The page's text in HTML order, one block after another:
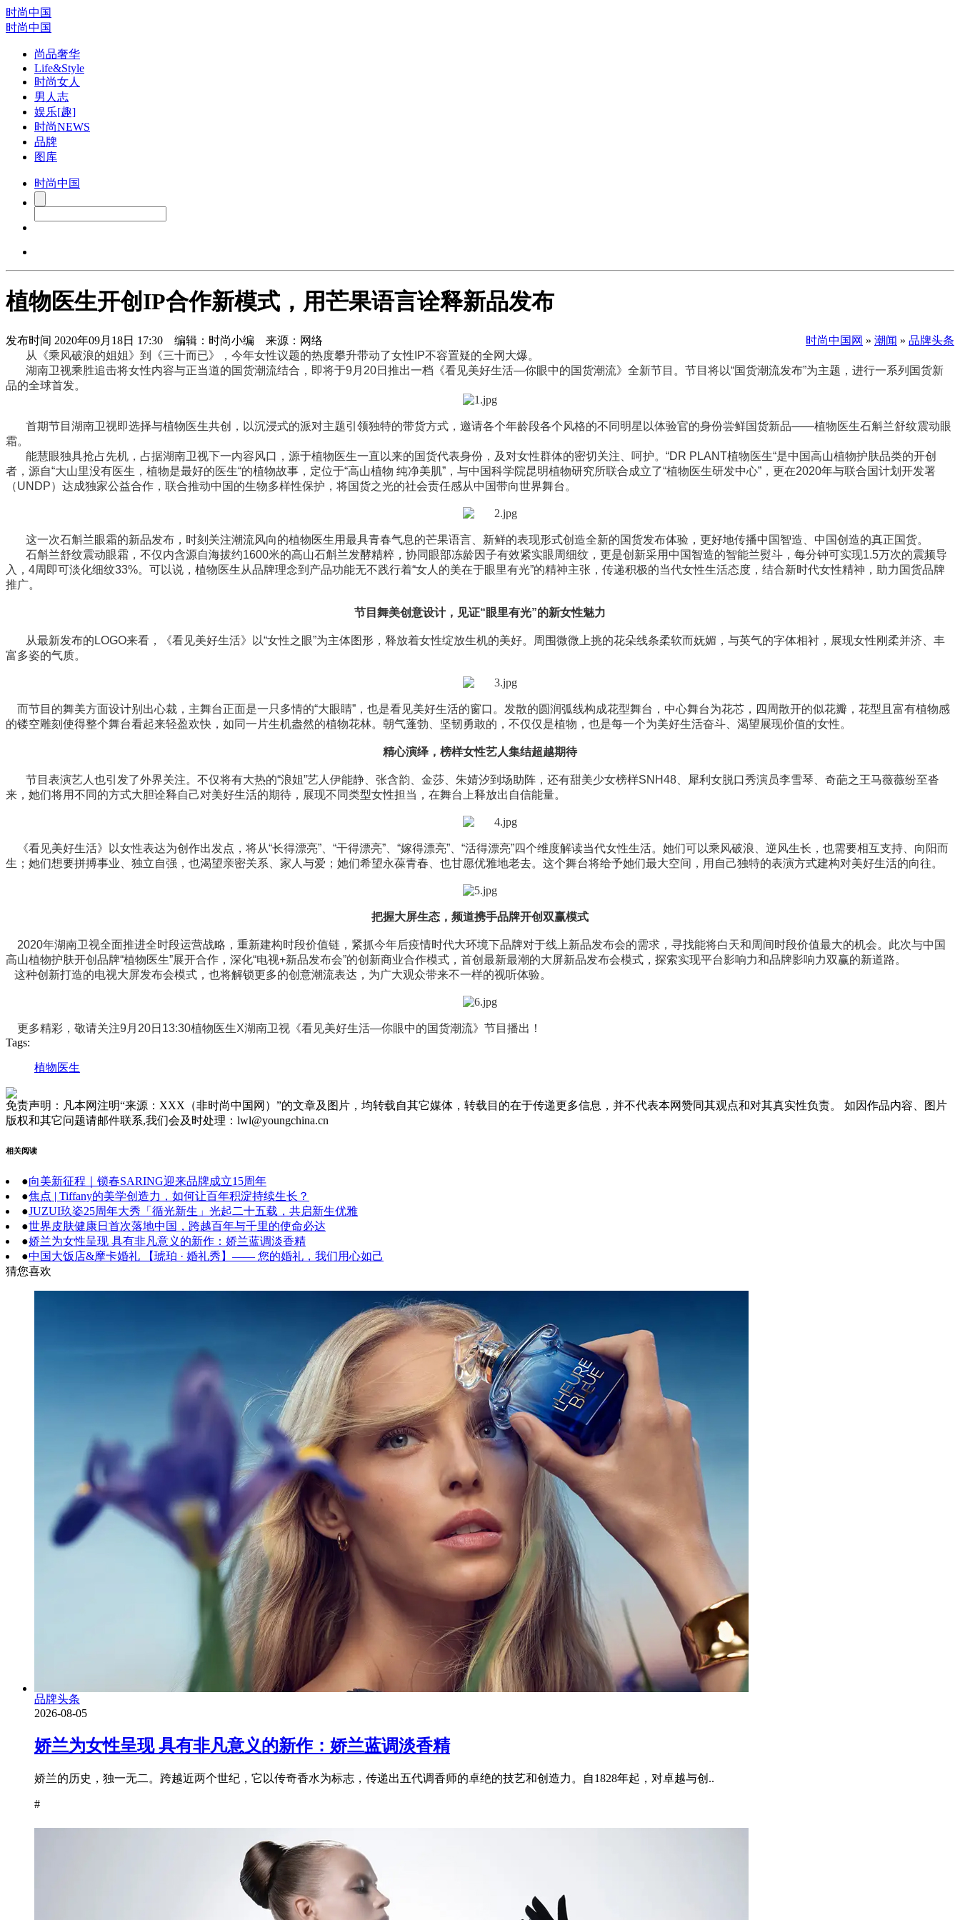
时尚中国
时尚中国
尚品奢华
Life&Style
时尚女人
男人志
娱乐[趣]
时尚NEWS
品牌
图库
时尚中国
植物医生开创IP合作新模式，用芒果语言诠释新品发布
发布时间 2020年09月18日 17:30 编辑：时尚小编 来源：网络 时尚中国网 » 潮闻 » 品牌头条
从《乘风破浪的姐姐》到《三十而已》，今年女性议题的热度攀升带动了女性 IP不容置疑的全网大爆。
湖南卫视乘胜追击将女性内容与正当道的国货潮流结合，即将于9月 20日推出一档 《看见美好生活—你眼中的国货潮流》 全新节目。节目将以“国货潮流发布”为主题，进行一系列 国货新
品的全球首发。
首期节目湖南卫视即选择与植物医生共创，以沉浸式的派对主题引领独特的带货方式， 邀请各个年龄段各个风格的不同明星 以体验官的身份尝鲜国货新品——植物医生石斛兰舒纹震动眼
霜。
能慧眼独具抢占先机，占据湖南卫视下一内容风口，源于植物医生一直以来的国货代表身份，及对女性群体的密切关注、呵护。“DR PLANT植物医生“是中国高山植物护肤品类的开创
者，源自“大山里没有医生，植物是最好的医生“的植物故事，定位于“高山植物 纯净美肌”，与中国科学院昆明植物研究所联合成立了“植物医生研发中心”，更在2020年与联合国计划开发署
（UNDP）达成独家公益合作，联合推动中国的生物多样性保护，将国货之光的社会责任感从中国带向世界舞台。
这一次石斛兰眼霜的新品发布，时刻关注潮流风向的植物医生用最具青春气息的芒果语言 、新鲜的表现形式创造全新的国货发布体验，更好地传播中国智造、中国创造的真正国货。
石斛兰舒纹震动眼霜， 不仅内含源自海拔约1600米的高山石斛兰发酵精粹，协同眼部冻龄因子有效紧实眼周细纹 ，更是创新采用 中国智造的智能兰熨斗 ， 每分钟可实现1.5万次的震频导
入，4周 即可淡化细纹33%。可以说，植物医生从品牌理念到产品功能无不践行着“女人的美在于眼里有光”的精神主张， 传递积极的当代女性生活态度，结合新时代女性精神，助力国货品牌
推广。
节目舞美创意设计， 见证“眼里有光”的新女性魅力
从最新发布的LOGO来看，《看见美好生活》以“女性之眼”为主体图形，释放着女性绽放生机的美好。周围微微上挑的花朵线条柔软而妩媚，与英气的字体相衬，展现女性刚柔并济、丰
富多姿的气质。
而节目的舞美方面设计别出心裁，主舞台正面是一只多情的“大眼睛”，也是看见美好生活的窗口。发散的圆润弧线构成花型舞台，中心舞台为花芯，四周散开的似花瓣，花型且富有植物感
的镂空雕刻使得整个舞台看起来轻盈欢快，如同一片生机盎然的植物花林。朝气蓬勃、坚韧勇敢的，不仅仅是植物，也是每一个为美好生活奋斗、渴望展现价值的女性。
精心演绎，榜样女性艺人集结超越期待
节目表演艺人也引发了外界关注。不仅将有大热的“浪姐”艺人 伊能静、张含韵、金莎、朱婧汐到场助阵，还有甜美少女榜样SNH48、犀利女脱口秀演员李雪琴、奇葩之王马薇薇纷至沓
来，她们将用不同的方式大胆诠释自己对美好生活的期待，展现不同类型女性担当，在舞台上释放出自信能量。
《看见美好生活》以女性表达为创作出发点，将从“长得漂亮”、“干得漂亮”、“嫁得漂亮”、“活得漂亮”四个维度解读当代女性生活。她们可以乘风破浪、逆风生长，也需要相互支持、向阳而
生；她们想要拼搏事业、独立自强，也渴望亲密关系、家人与爱；她们希望永葆青春、也甘愿优雅地老去。这个舞台将给予她们最大空间，用自己独特的表演方式建构对美好生活的向往。
把握大屏生态，频道携手品牌开创双赢模式
2020年湖南卫视全面推进全时段运营战略，重新建构时段价值链，紧抓今年后疫情时代大环境下品牌对于线上新品发布会的需求，寻找能将白天和周间时段价值最大的机会。此次与中国
高山植物护肤开创品牌“植物医生”展开合作，深化“电视+新品发布会”的创新商业合作模式，首创最新最潮的大屏新品发布会模式，探索实现平台影响力和品牌影响力双赢的新道路。
这种创新打造的电视大屏发布会模式，也将解锁更多的创意潮流表达，为广大观众带来不一样的视听体验。
更多精彩，敬请关注9月 20日 13:30植物医生X湖南卫视《看见美好生活—你眼中的国货潮流》节目播出！
Tags:
植物医生
免责声明：凡本网注明“来源：XXX（非时尚中国网）”的文章及图片，均转载自其它媒体，转载目的在于传递更多信息，并不代表本网赞同其观点和对其真实性负责。 如因作品内容、图片
版权和其它问题请邮件联系,我们会及时处理：lwl@youngchina.cn
相关阅读
●向美新征程｜锁春SARING迎来品牌成立15周年
●焦点 | Tiffany的美学创造力，如何让百年积淀持续生长？
●JUZUI玖姿25周年大秀「循光新生」光起二十五载，共启新生优雅
●世界皮肤健康日首次落地中国，跨越百年与千里的使命必达
●娇兰为女性呈现 具有非凡意义的新作：娇兰蓝调淡香精
●中国大饭店&摩卡婚礼 【琥珀 · 婚礼秀】—— 您的婚礼，我们用心如己
猜您喜欢
品牌头条
2026-08-05
娇兰为女性呈现 具有非凡意义的新作：娇兰蓝调淡香精
娇兰的历史，独一无二。跨越近两个世纪，它以传奇香水为标志，传递出五代调香师的卓绝的技艺和创造力。自1828年起，对卓越与创..
#